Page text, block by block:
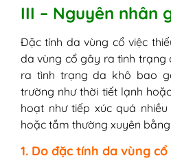
III – Nguyên nhân
Đặc tính da vùng cổ việc
da vùng cổ gây ra tình trạng
ra tình trạng da khô bao
trường như thời tiết lạnh
hoạt như tiếp xúc quá
hoặc tắm thường xuyên
1. Do đặc tính da vùng cổ